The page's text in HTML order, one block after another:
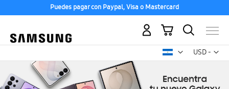
Puedes pagar con Paypal, Visa o Mastercard
USD -
dólar
Mi carrito